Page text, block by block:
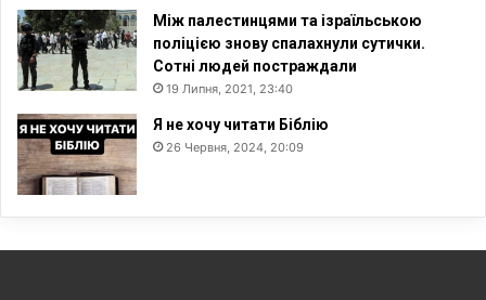
Між палестинцями та ізраїльською
поліцією знову спалахнули сутички.
Сотні людей постраждали
19 Липня, 2021, 23:40
Я не хочу читати Біблію
26 Червня, 2024, 20:09